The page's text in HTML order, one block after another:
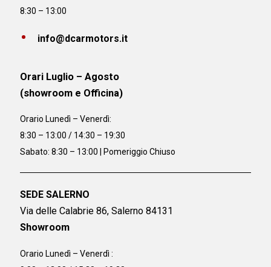
8:30 – 13:00
info@dcarmotors.it
Orari Luglio – Agosto
(showroom e Officina)
Orario Lunedì – Venerdì:
8:30 – 13:00 / 14:30 – 19:30
Sabato: 8:30 – 13:00 | Pomeriggio Chiuso
SEDE SALERNO
Via delle Calabrie 86, Salerno 84131
Showroom
Orario Lunedì – Venerdì :